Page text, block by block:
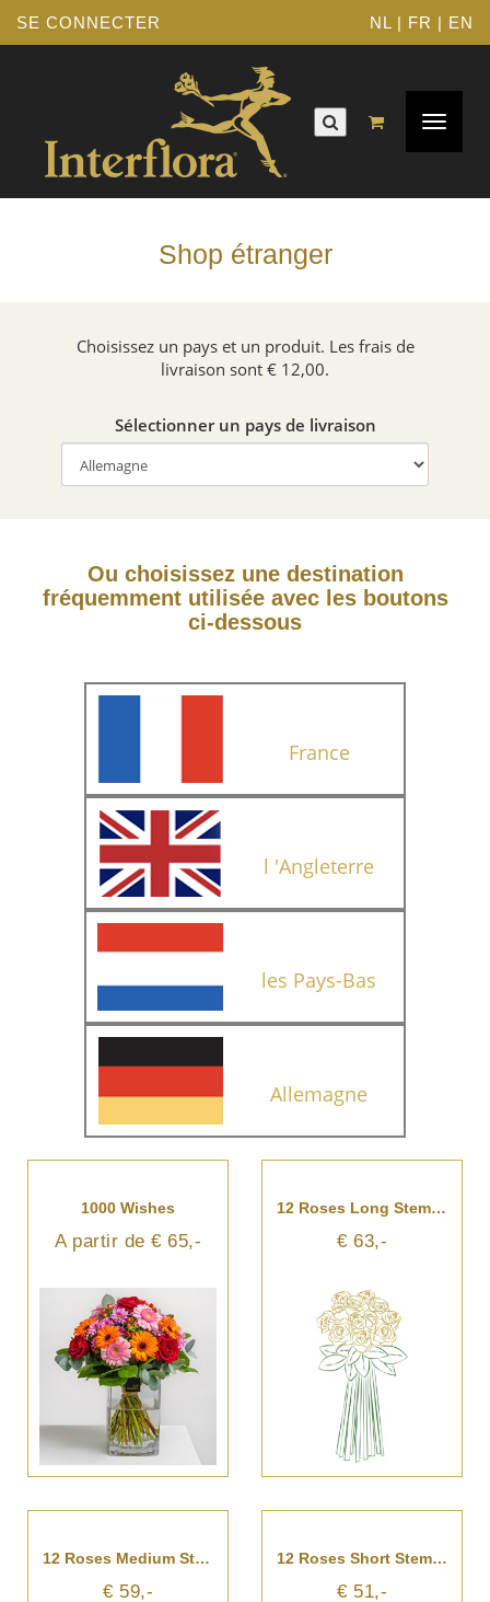
SE CONNECTER NL | FR | EN
Toggle
Shop étranger
Choisissez un pays et un produit. Les frais de
livraison sont € 12,00.
Sélectionner un pays de livraison
Ou choisissez une destination
fréquemment utilisée avec les boutons
ci-dessous
France
l 'Angleterre
les Pays-Bas
Allemagne
1000 Wishes
A partir de € 65,-
12 Roses Long Stemmed
€ 63,-
12 Roses Medium Stemmed
€ 59,-
12 Roses Short Stemmed
€ 51,-